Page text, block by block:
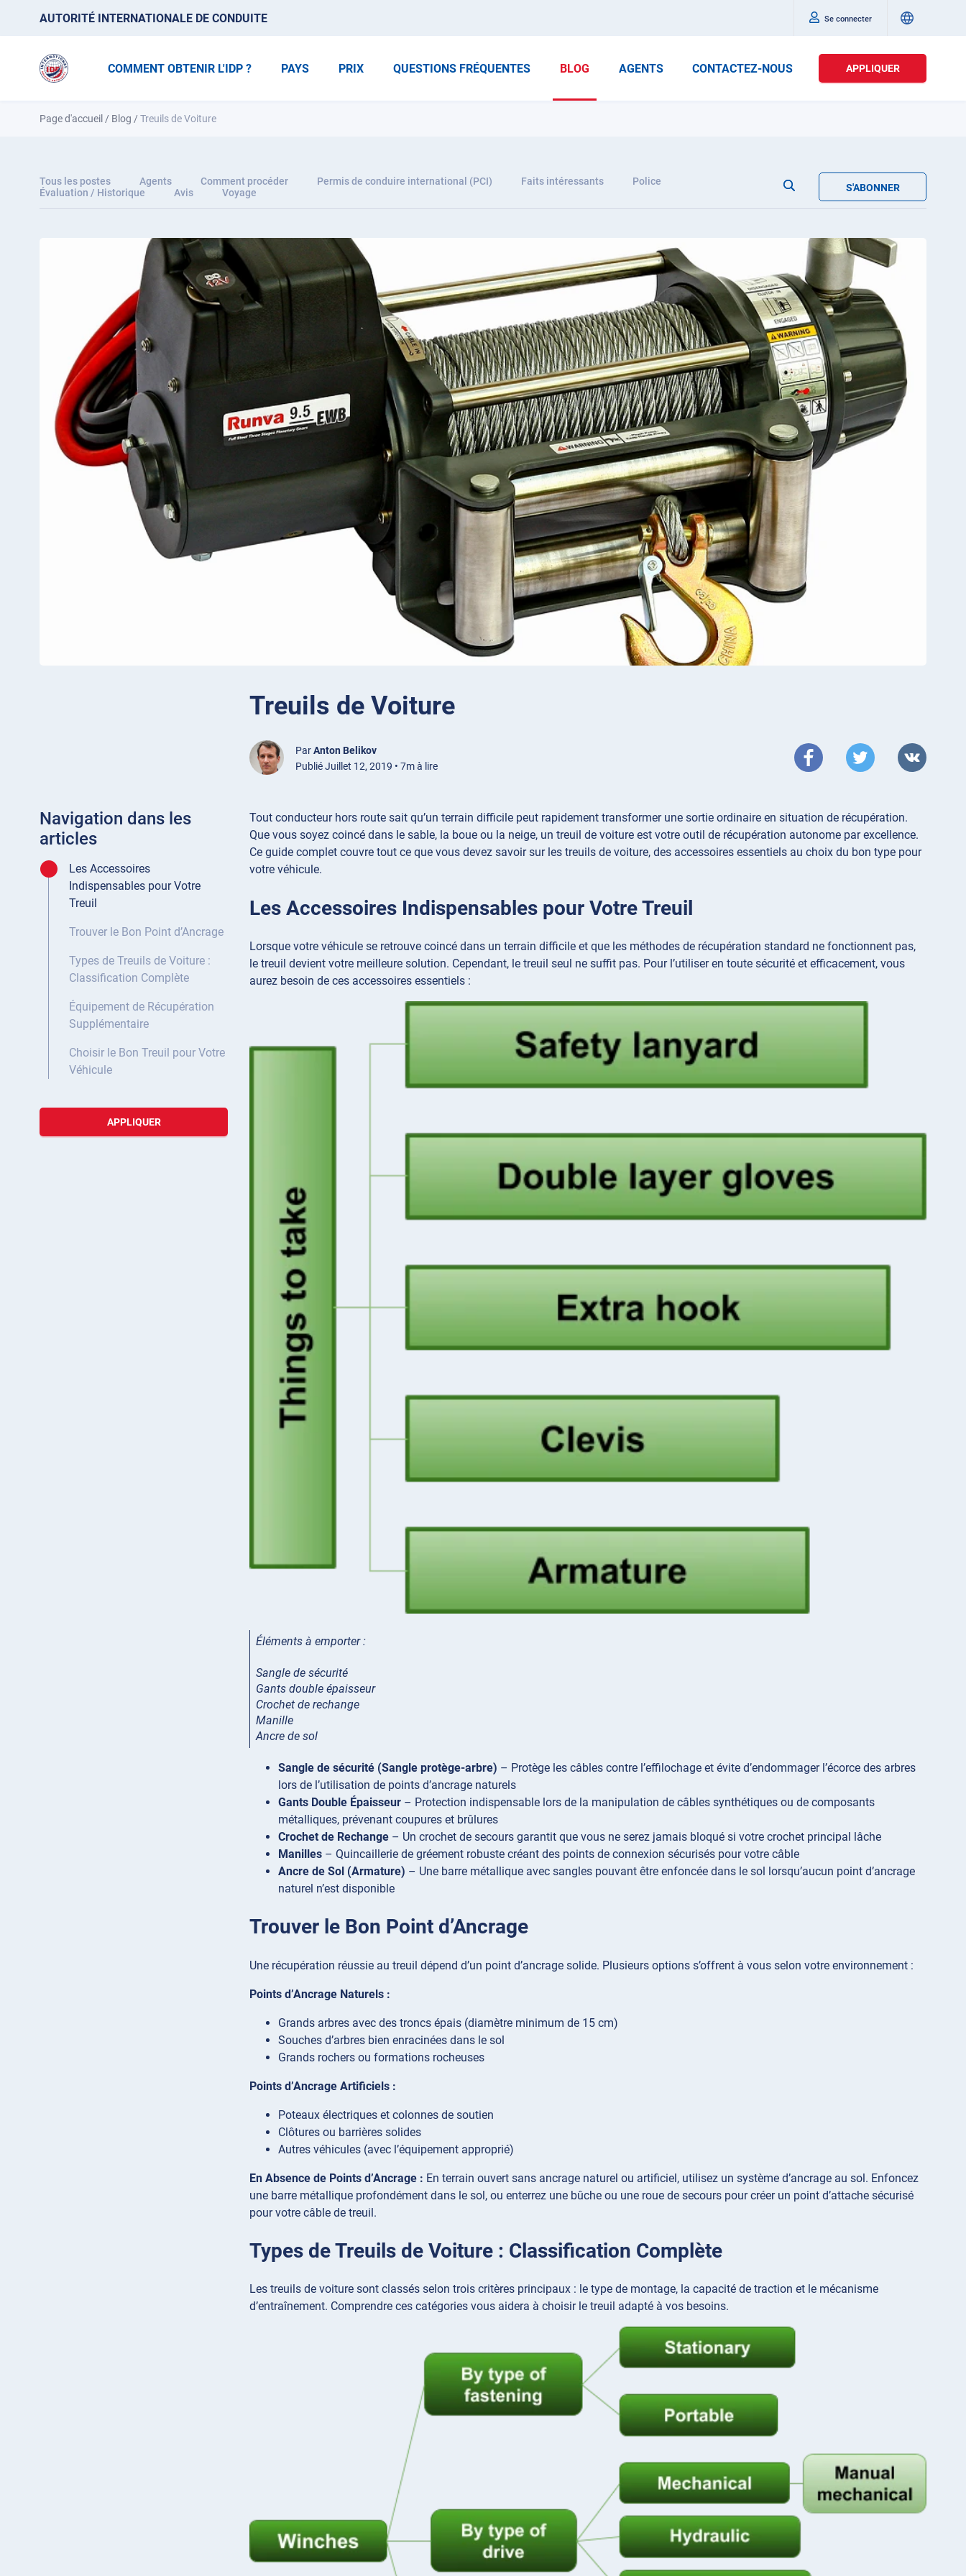
AUTORITÉ INTERNATIONALE DE CONDUITE Se connecter
COMMENT OBTENIR L'IDP ? PAYS PRIX QUESTIONS FRÉQUENTES BLOG AGENTS CONTACTEZ-NOUS APPLIQUER
Page d'accueil / Blog /Treuils de Voiture
Tous les postes Agents Comment procéder Permis de conduire international (PCI) Faits intéressants
Police
Évaluation / Historique
Avis Voyage S'ABONNER
Treuils de Voiture
ParAnton Belikov
Publié Juillet 12, 2019 • 7m à lire
Navigation dans les
articles
Les Accessoires
Indispensables pour Votre
Treuil
Trouver le Bon Point d’Ancrage
Types de Treuils de Voiture :
Classification Complète
Équipement de Récupération
Supplémentaire
Choisir le Bon Treuil pour Votre
Véhicule
APPLIQUER
Tout conducteur hors route sait qu’un terrain difficile peut rapidement transformer une sortie ordinaire en situation de récupération.
Que vous soyez coincé dans le sable, la boue ou la neige, un treuil de voiture est votre outil de récupération autonome par excellence.
Ce guide complet couvre tout ce que vous devez savoir sur les treuils de voiture, des accessoires essentiels au choix du bon type pour
votre véhicule.
Les Accessoires Indispensables pour Votre Treuil
Lorsque votre véhicule se retrouve coincé dans un terrain difficile et que les méthodes de récupération standard ne fonctionnent pas,
le treuil devient votre meilleure solution. Cependant, le treuil seul ne suffit pas. Pour l’utiliser en toute sécurité et efficacement, vous
aurez besoin de ces accessoires essentiels :
Éléments à emporter :
Sangle de sécurité
Gants double épaisseur
Crochet de rechange
Manille
Ancre de sol
Sangle de sécurité (Sangle protège-arbre) – Protège les câbles contre l’effilochage et évite d’endommager l’écorce des arbres
lors de l’utilisation de points d’ancrage naturels
Gants Double Épaisseur – Protection indispensable lors de la manipulation de câbles synthétiques ou de composants
métalliques, prévenant coupures et brûlures
Crochet de Rechange – Un crochet de secours garantit que vous ne serez jamais bloqué si votre crochet principal lâche
Manilles – Quincaillerie de gréement robuste créant des points de connexion sécurisés pour votre câble
Ancre de Sol (Armature) – Une barre métallique avec sangles pouvant être enfoncée dans le sol lorsqu’aucun point d’ancrage
naturel n’est disponible
Trouver le Bon Point d’Ancrage
Une récupération réussie au treuil dépend d’un point d’ancrage solide. Plusieurs options s’offrent à vous selon votre environnement :
Points d’Ancrage Naturels :
Grands arbres avec des troncs épais (diamètre minimum de 15 cm)
Souches d’arbres bien enracinées dans le sol
Grands rochers ou formations rocheuses
Points d’Ancrage Artificiels :
Poteaux électriques et colonnes de soutien
Clôtures ou barrières solides
Autres véhicules (avec l’équipement approprié)
En Absence de Points d’Ancrage : En terrain ouvert sans ancrage naturel ou artificiel, utilisez un système d’ancrage au sol. Enfoncez
une barre métallique profondément dans le sol, ou enterrez une bûche ou une roue de secours pour créer un point d’attache sécurisé
pour votre câble de treuil.
Types de Treuils de Voiture : Classification Complète
Les treuils de voiture sont classés selon trois critères principaux : le type de montage, la capacité de traction et le mécanisme
d’entraînement. Comprendre ces catégories vous aidera à choisir le treuil adapté à vos besoins.